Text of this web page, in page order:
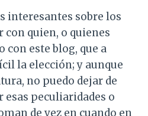
interesantes sobre los
con quien, o quienes
este blog, que a
la elección; y aunque
no puedo dejar de
peculiaridades o
de vez en cuando en